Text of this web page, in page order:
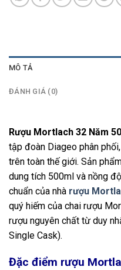
MÔ TẢ
ĐÁNH GIÁ (0)
Rượu Mortlach 32 Năm
tập đoàn Diageo phân
trên toàn thế giới. Sản
dung tích 500ml và nồng
chuẩn của nhà rượu
quý hiếm của chai rượu
rượu nguyên chất từ duy
Single Cask).
Đặc điểm rượu